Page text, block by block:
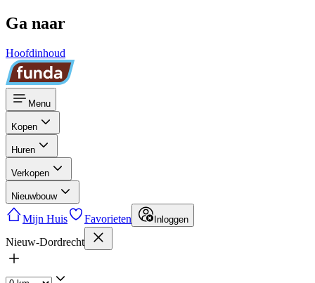
Ga naar
Hoofdinhoud
Menu
Kopen
Huren
Verkopen
Nieuwbouw
Mijn Huis Favorieten Inloggen
Nieuw-Dordrecht